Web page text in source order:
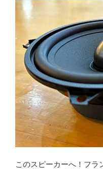
このスピーカーへ！フラ